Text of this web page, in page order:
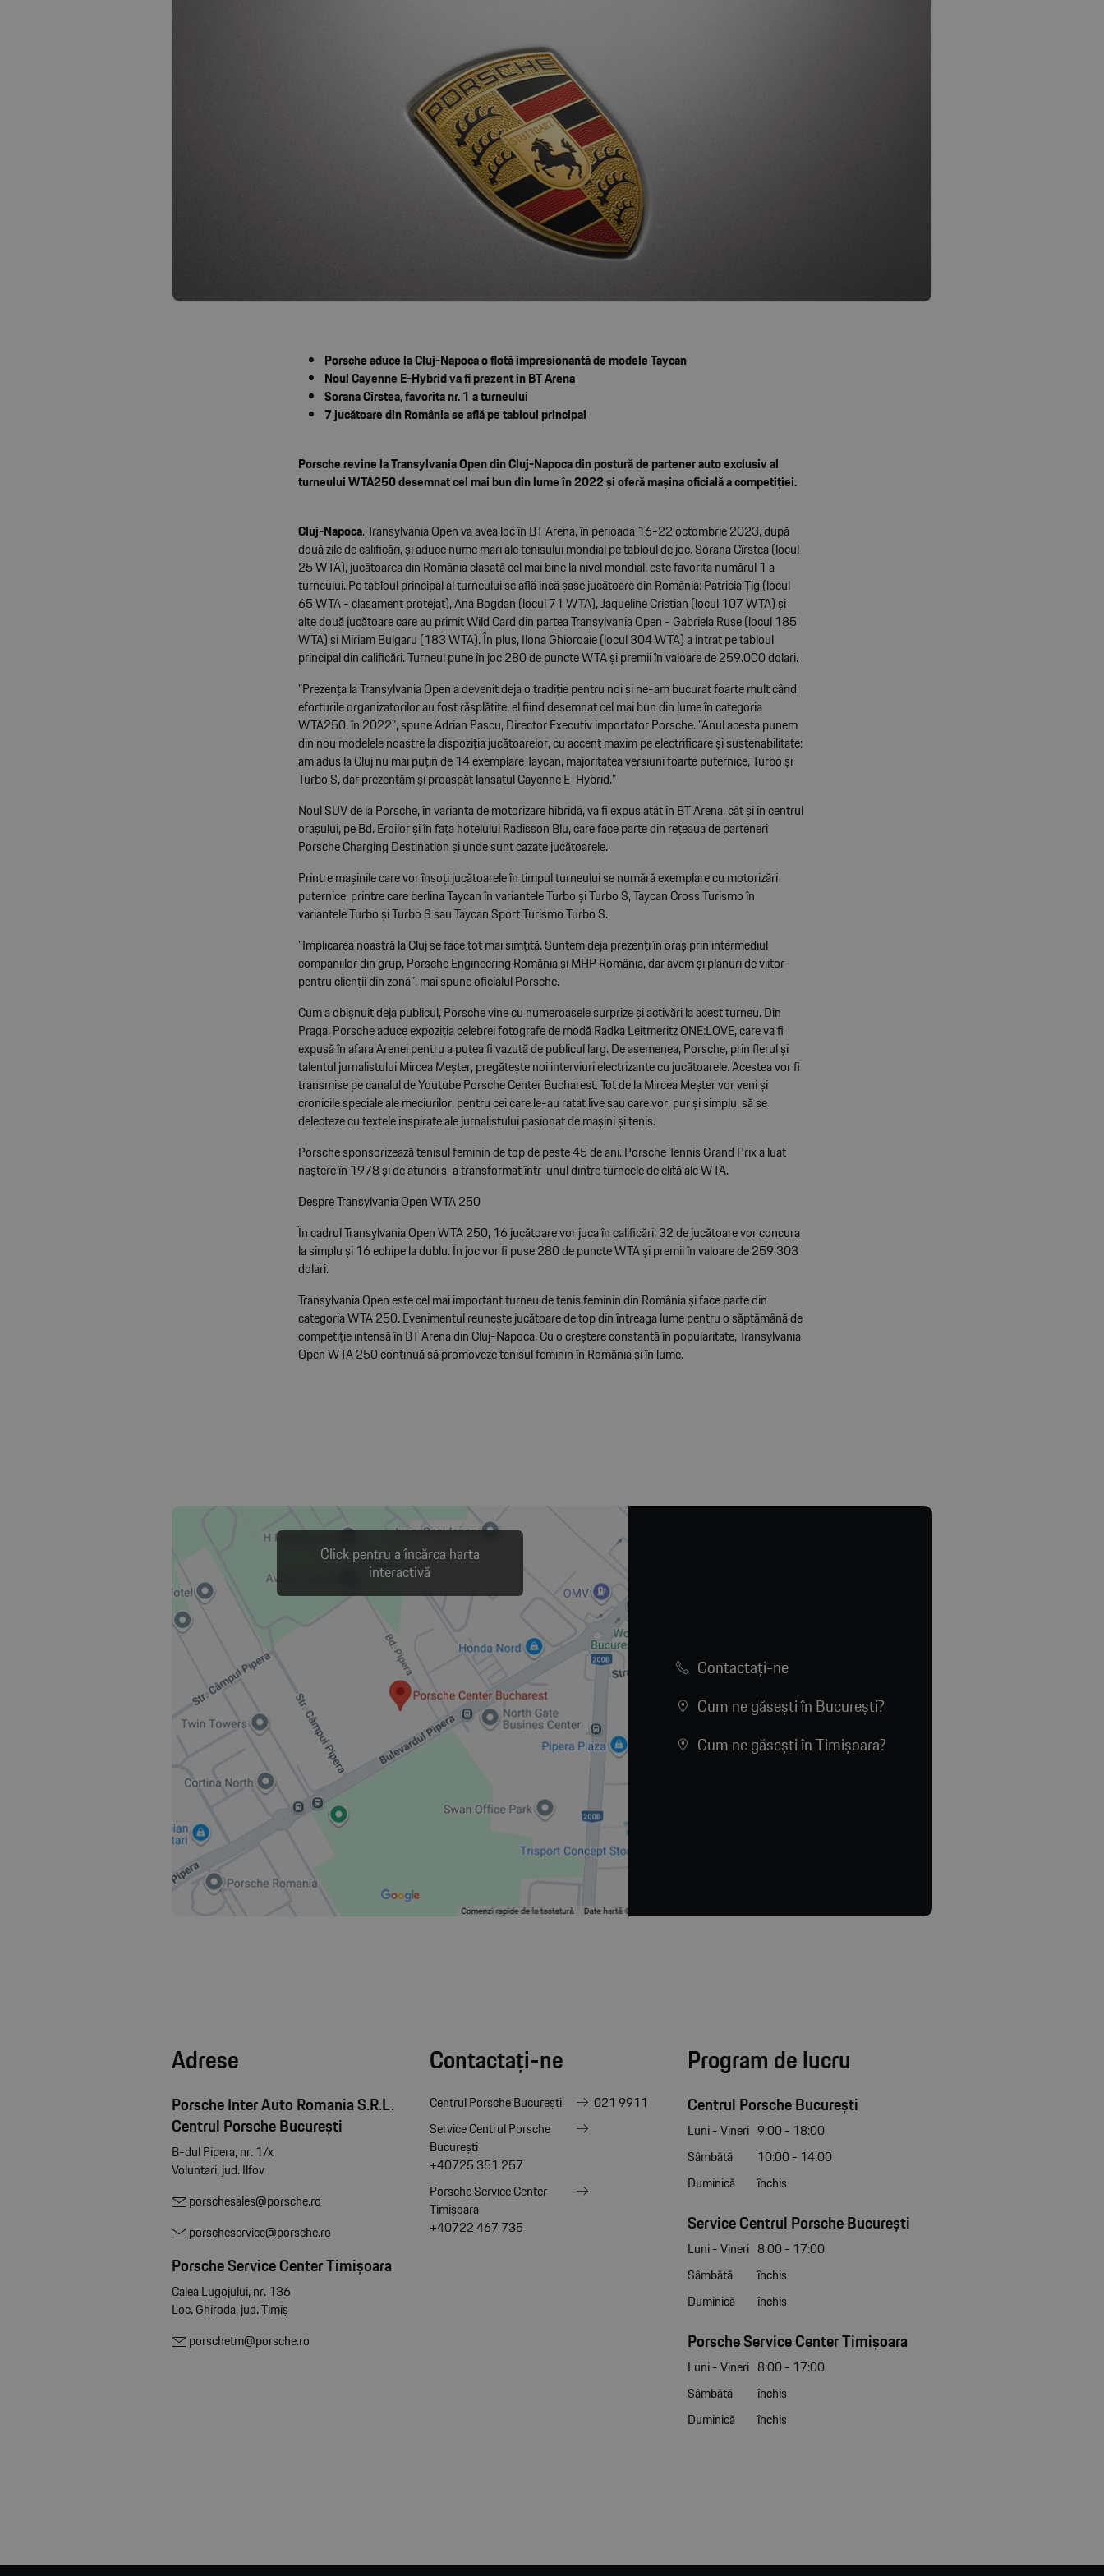
Porsche aduce la Cluj-Napoca o flotă impresionantă de modele Taycan
Noul Cayenne E-Hybrid va fi prezent în BT Arena
Sorana Cîrstea, favorita nr. 1 a turneului
7 jucătoare din România se află pe tabloul principal
Porsche revine la Transylvania Open din Cluj-Napoca din postură de partener auto exclusiv al
turneului WTA250 desemnat cel mai bun din lume în 2022și oferă mașina oficială a competiției.
Cluj-Napoca. Transylvania Open va avea loc în BT Arena, în perioada 16-22 octombrie 2023, după
două zile de calificări, și aduce nume mari ale tenisului mondial pe tabloul de joc. Sorana Cîrstea (locul
25 WTA), jucătoarea din România clasată cel mai bine la nivel mondial, este favorita numărul 1 a
turneului. Pe tabloul principal al turneului se află încă șase jucătoare din România: Patricia Țig (locul
65 WTA - clasament protejat), Ana Bogdan (locul 71 WTA), Jaqueline Cristian (locul 107 WTA) și
alte două jucătoare care au primit Wild Card din partea Transylvania Open - Gabriela Ruse (locul 185
WTA) și Miriam Bulgaru (183 WTA). În plus, Ilona Ghioroaie (locul 304 WTA) a intrat pe tabloul
principal din calificări. Turneul pune în joc 280 de puncte WTA și premii în valoare de 259.000 dolari.
”Prezența la Transylvania Open a devenit deja o tradiție pentru noi și ne-am bucurat foarte mult când
eforturile organizatorilor au fost răsplătite, el fiind desemnat cel mai bun din lume în categoria
WTA250, în 2022”, spune Adrian Pascu, Director Executiv importator Porsche. ”Anul acesta punem
din nou modelele noastre la dispoziția jucătoarelor, cu accent maxim pe electrificare și sustenabilitate:
am adus la Cluj nu mai puțin de 14 exemplare Taycan, majoritatea versiuni foarte puternice, Turbo și
Turbo S, dar prezentăm și proaspăt lansatul Cayenne E-Hybrid.”
Noul SUV de la Porsche, în varianta de motorizare hibridă, va fi expus atât în BT Arena, cât și în centrul
orașului, pe Bd. Eroilor și în fața hotelului Radisson Blu, care face parte din rețeaua de parteneri
Porsche Charging Destination și unde sunt cazate jucătoarele.
Printre mașinile care vor însoți jucătoarele în timpul turneului se numără exemplare cu motorizări
puternice, printre care berlina Taycan în variantele Turbo și Turbo S, Taycan Cross Turismo în
variantele Turbo și Turbo S sau Taycan Sport Turismo Turbo S.
”Implicarea noastră la Cluj se face tot mai simțită. Suntem deja prezenți în oraș prin intermediul
companiilor din grup, Porsche Engineering România și MHP România, dar avem și planuri de viitor
pentru clienții din zonă”, mai spune oficialul Porsche.
Cum a obișnuit deja publicul, Porsche vine cu numeroasele surprize și activări la acest turneu. Din
Praga, Porsche aduce expoziția celebrei fotografe de modă Radka Leitmeritz ONE:LOVE, care va fi
expusă în afara Arenei pentru a putea fi vazută de publicul larg. De asemenea, Porsche, prin flerul și
talentul jurnalistului Mircea Meșter, pregătește noi interviuri electrizante cu jucătoarele. Acestea vor fi
transmise pe canalul de Youtube Porsche Center Bucharest. Tot de la Mircea Meșter vor veni și
cronicile speciale ale meciurilor, pentru cei care le-au ratat live sau care vor, pur și simplu, să se
delecteze cu textele inspirate ale jurnalistului pasionat de mașini și tenis.
Porsche sponsorizează tenisul feminin de top de peste 45 de ani. Porsche Tennis Grand Prix a luat
naștere în 1978 și de atunci s-a transformat într-unul dintre turneele de elită ale WTA.
Despre Transylvania Open WTA 250
În cadrul Transylvania Open WTA 250, 16 jucătoare vor juca în calificări, 32 de jucătoare vor concura
la simplu și 16 echipe la dublu. În joc vor fi puse 280 de puncte WTA și premii în valoare de 259.303
dolari.
Transylvania Open este cel mai important turneu de tenis feminin din România și face parte din
categoria WTA 250. Evenimentul reunește jucătoare de top din întreaga lume pentru o săptămână de
competiție intensă în BT Arena din Cluj-Napoca. Cu o creștere constantă în popularitate, Transylvania
Open WTA 250 continuă să promoveze tenisul feminin în România și în lume.
Click pentru a încărca harta
interactivă
Contactaţi-ne
Cum ne găsești în București?
Cum ne găsești în Timișoara?
Adrese
Porsche Inter Auto Romania S.R.L.
Centrul Porsche București
B-dul Pipera, nr. 1/x
Voluntari, jud. Ilfov
porschesales@porsche.ro
porscheservice@porsche.ro
Porsche Service Center Timișoara
Calea Lugojului, nr. 136
Loc. Ghiroda, jud. Timiș
porschetm@porsche.ro
Contactați-ne
Centrul Porsche București
021 9911
Service Centrul Porsche
București
+40725 351 257
Porsche Service Center
Timișoara
+40722 467 735
Program de lucru
Centrul Porsche București
Luni - Vineri 9:00 - 18:00
Sâmbătă
10:00 - 14:00
Duminică
închis
Service Centrul Porsche București
Luni - Vineri 8:00 - 17:00
Sâmbătă
închis
Duminică
închis
Porsche Service Center Timișoara
Luni - Vineri 8:00 - 17:00
Sâmbătă
închis
Duminică
închis